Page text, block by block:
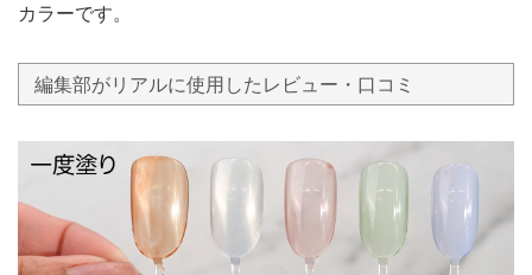
カラーです。
編集部がリアルに使用したレビュー・口コミ